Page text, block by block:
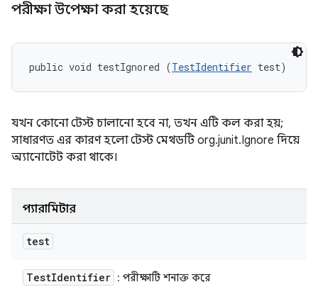
পরীক্ষা উপেক্ষা করা হয়েছে
public void testIgnored (TestIdentifier test)
যখন কোনো টেস্ট চালানো হবে না, তখন এটি কল করা হয়;
সাধারণত এর কারণ হলো টেস্ট মেথডটি org.junit.Ignore দিয়ে
অ্যানোটেট করা থাকে।
প্যারামিটার
test
TestIdentifier : পরীক্ষাটি শনাক্ত করে